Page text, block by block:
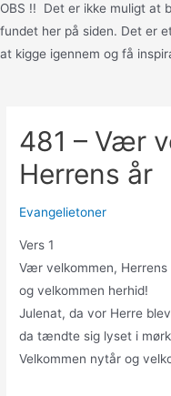
OBS !! Det er ikke muligt at
fundet her på siden. Det er
at kigge igennem og få
481 – Vær
Herrens år
Evangelietoner
Vers 1
Vær velkommen, Herrens
og velkommen herhid!
Julenat, da vor Herre
da tændte sig lyset i
Velkommen nytår og